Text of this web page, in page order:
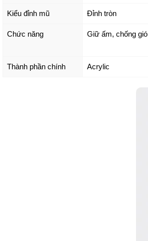
Kiểu đỉnh mũ Đỉnh tròn
Chức năng Giữ ấm, chống gió
Thành phần chính Acrylic